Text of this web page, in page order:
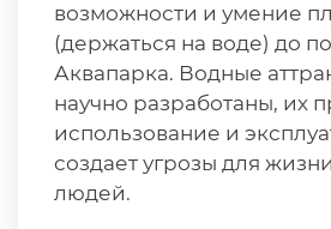
возможности и умение
(держаться на воде) до
Аквапарка. Водные
научно разработаны, их
использование и
создает угрозы для
людей.